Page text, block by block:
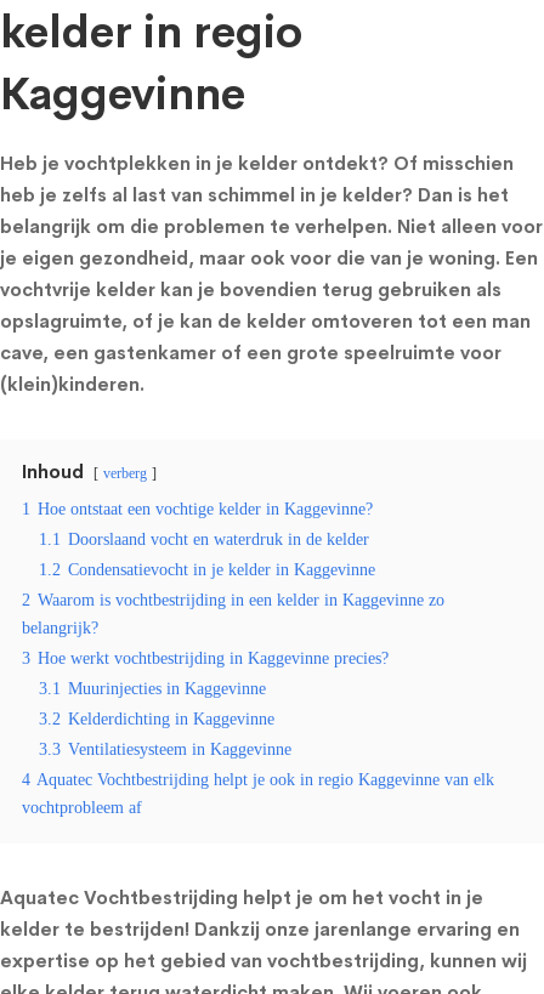
kelder in regio
Kaggevinne
Heb je vochtplekken in je kelder ontdekt? Of misschien
heb je zelfs al last van schimmel in je kelder? Dan is het
belangrijk om die problemen te verhelpen. Niet alleen voor
je eigen gezondheid, maar ook voor die van je woning. Een
vochtvrije kelder kan je bovendien terug gebruiken als
opslagruimte, of je kan de kelder omtoveren tot een man
cave, een gastenkamer of een grote speelruimte voor
(klein)kinderen.
Inhoud verberg
1 Hoe ontstaat een vochtige kelder in Kaggevinne?
1.1 Doorslaand vocht en waterdruk in de kelder
1.2 Condensatievocht in je kelder in Kaggevinne
2 Waarom is vochtbestrijding in een kelder in Kaggevinne zo
belangrijk?
3 Hoe werkt vochtbestrijding in Kaggevinne precies?
3.1 Muurinjecties in Kaggevinne
3.2 Kelderdichting in Kaggevinne
3.3 Ventilatiesysteem in Kaggevinne
4 Aquatec Vochtbestrijding helpt je ook in regio Kaggevinne van elk
vochtprobleem af
Aquatec Vochtbestrijding helpt je om het vocht in je
kelder te bestrijden! Dankzij onze jarenlange ervaring en
expertise op het gebied van vochtbestrijding, kunnen wij